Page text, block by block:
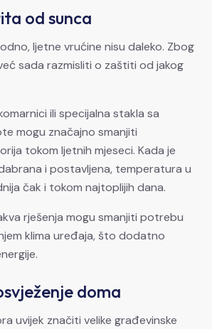
od sunca
ljetne vrućine nisu daleko. Zbog
sada razmisliti o zaštiti od jakog
ili specijalna stakla sa
mogu značajno smanjiti
tokom ljetnih mjeseci. Kada je
i postavljena, temperatura u
čak i tokom najtoplijih dana.
rješenja mogu smanjiti potrebu
klima uređaja, što dodatno
doma
uvijek značiti velike građevinske